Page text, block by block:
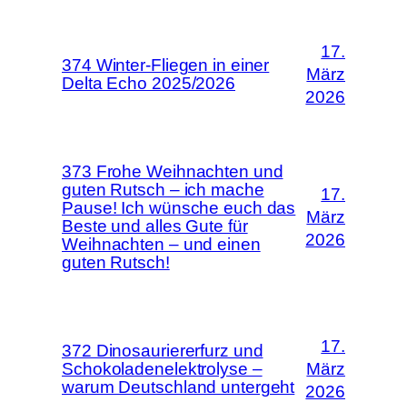
374 Winter-Fliegen in einer
Delta Echo 2025/2026
17.
März
2026
373 Frohe Weihnachten und
guten Rutsch – ich mache
Pause! Ich wünsche euch das
Beste und alles Gute für
Weihnachten – und einen
guten Rutsch!
17.
März
2026
372 Dinosauriererfurz und
Schokoladenelektrolyse –
warum Deutschland untergeht
17.
März
2026